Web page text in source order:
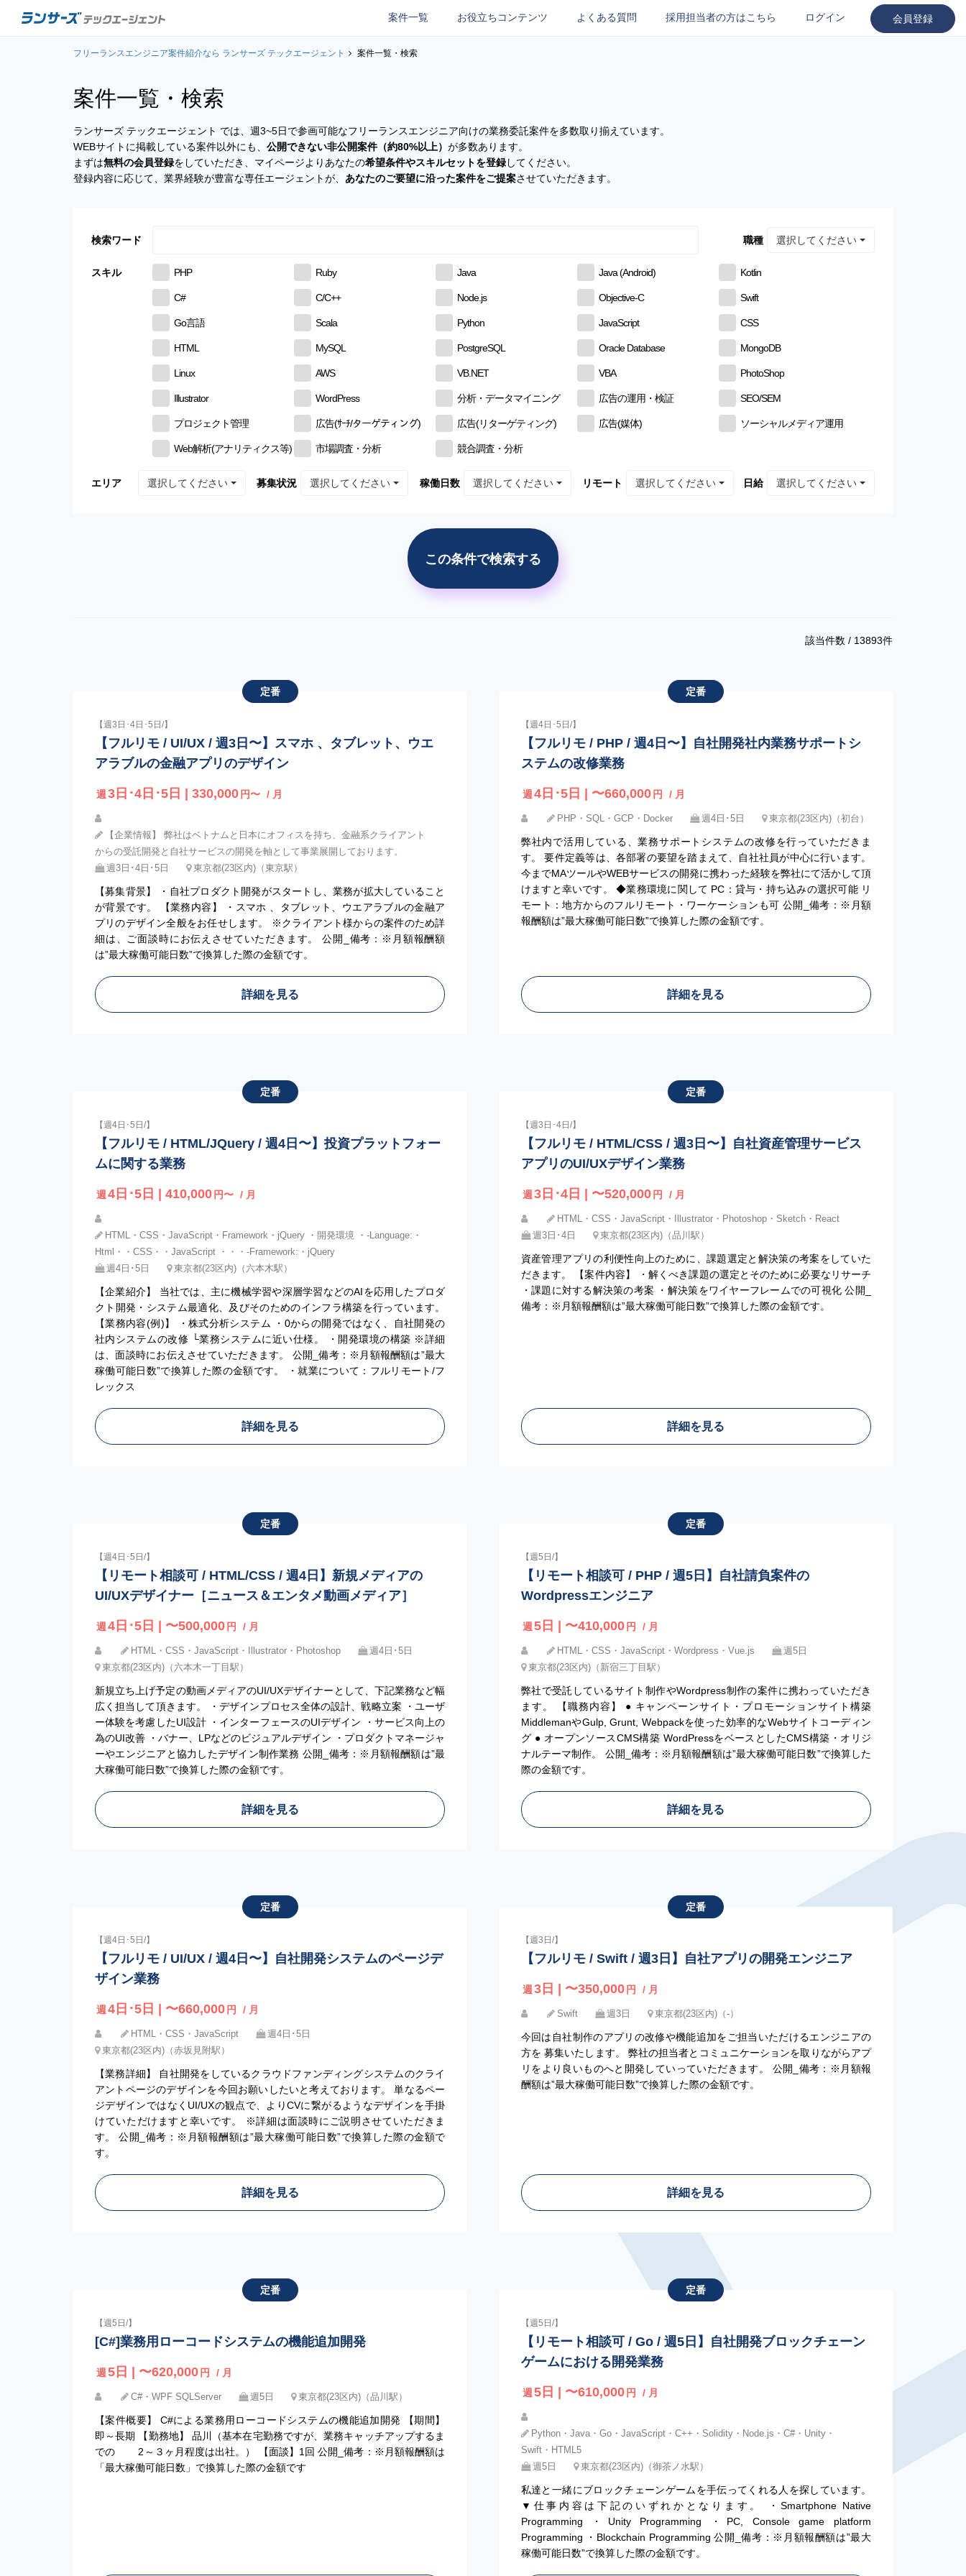
案件一覧 お役立ちコンテンツ よくある質問 採用担当者の方はこちら ログイン 会員登録
フリーランスエンジニア案件紹介なら ランサーズ テックエージェント 案件一覧・検索
案件一覧・検索
ランサーズ テックエージェント では、週3~5日で参画可能なフリーランスエンジニア向けの業務委託案件を多数取り揃えています。
WEBサイトに掲載している案件以外にも、 公開できない非公開案件（約80%以上） が多数あります。
まずは無料の会員登録をしていただき、マイページよりあなたの希望条件やスキルセットを登録してください。
登録内容に応じて、業界経験が豊富な専任エージェントが、 あなたのご要望に沿った案件をご提案させていただきます。
検索ワード 職種 選択してください
スキル PHP Ruby Java Java (Android) Kotlin
C# C/C++ Node.js Objective-C Swift
Go言語 Scala Python JavaScript CSS
HTML MySQL PostgreSQL Oracle Database MongoDB
Linux AWS VB.NET VBA PhotoShop
Illustrator WordPress 分析・データマイニング 広告の運用・検証 SEO/SEM
プロジェクト管理 広告(ｻｰﾁ/ターゲティング) 広告(リターゲティング) 広告(媒体) ソーシャルメディア運用
Web解析(アナリティクス等) 市場調査・分析 競合調査・分析
エリア 選択してください 募集状況 選択してください 稼働日数 選択してください リモート 選択してください 日給 選択してください
この条件で検索する
該当件数 / 13893件
定番
【週3日･4日･5日/】
【フルリモ / UI/UX / 週3日〜】スマホ 、タブレット、ウエ
アラブルの金融アプリのデザイン
週 3日･4日･5日 | 330,000 円〜 / 月
【企業情報】 弊社はベトナムと日本にオフィスを持ち、金融系クライアント
からの受託開発と自社サービスの開発を軸として事業展開しております。
週3日･4日･5日
東京都(23区内)（東京駅）
【募集背景】 ・自社プロダクト開発がスタートし、業務が拡大していること
が背景です。 【業務内容】 ・スマホ 、タブレット、ウエアラブルの金融ア
プリのデザイン全般をお任せします。 ※クライアント様からの案件のため詳
細は、ご面談時にお伝えさせていただきます。 公開_備考：※月額報酬額
は”最大稼働可能日数”で換算した際の金額です。
詳細を見る
定番
【週4日･5日/】
【フルリモ / PHP / 週4日〜】自社開発社内業務サポートシ
ステムの改修業務
週 4日･5日 | 〜660,000 円 / 月
PHP・SQL・GCP・Docker 週4日･5日 東京都(23区内)（初台）
弊社内で活用している、業務サポートシステムの改修を行っていただきま
す。 要件定義等は、各部署の要望を踏まえて、自社社員が中心に行います。
今までMAツールやWEBサービスの開発に携わった経験を弊社にて活かして頂
けますと幸いです。 ◆業務環境に関して PC：貸与・持ち込みの選択可能 リ
モート：地方からのフルリモート・ワーケーションも可 公開_備考：※月額
報酬額は”最大稼働可能日数”で換算した際の金額です。
詳細を見る
定番
【週4日･5日/】
【フルリモ / HTML/JQuery / 週4日〜】投資プラットフォー
ムに関する業務
週 4日･5日 | 410,000 円〜 / 月
HTML・CSS・JavaScript・Framework・jQuery ・開発環境 ・-Language:・
Html・・CSS・・JavaScript ・・・-Framework:・jQuery
週4日･5日
東京都(23区内)（六本木駅）
【企業紹介】 当社では、主に機械学習や深層学習などのAIを応用したプロダ
クト開発・システム最適化、及びそのためのインフラ構築を行っています。
【業務内容(例)】 ・株式分析システム ・0からの開発ではなく、自社開発の
社内システムの改修 └業務システムに近い仕様。 ・開発環境の構築 ※詳細
は、面談時にお伝えさせていただきます。 公開_備考：※月額報酬額は”最大
稼働可能日数”で換算した際の金額です。 ・就業について：フルリモート/フ
レックス
詳細を見る
定番
【週3日･4日/】
【フルリモ / HTML/CSS / 週3日〜】自社資産管理サービス
アプリのUI/UXデザイン業務
週 3日･4日 | 〜520,000 円 / 月
HTML・CSS・JavaScript・Illustrator・Photoshop・Sketch・React
週3日･4日
東京都(23区内)（品川駅）
資産管理アプリの利便性向上のために、課題選定と解決策の考案をしていた
だきます。 【案件内容】 ・解くべき課題の選定とそのために必要なリサーチ
・課題に対する解決策の考案 ・解決策をワイヤーフレームでの可視化 公開_
備考：※月額報酬額は”最大稼働可能日数”で換算した際の金額です。
詳細を見る
定番
【週4日･5日/】
【リモート相談可 / HTML/CSS / 週4日】新規メディアの
UI/UXデザイナー［ニュース＆エンタメ動画メディア］
週 4日･5日 | 〜500,000 円 / 月
HTML・CSS・JavaScript・Illustrator・Photoshop
週4日･5日
東京都(23区内)（六本木一丁目駅）
新規立ち上げ予定の動画メディアのUI/UXデザイナーとして、下記業務など幅
広く担当して頂きます。 ・デザインプロセス全体の設計、戦略立案 ・ユーザ
ー体験を考慮したUI設計 ・インターフェースのUIデザイン ・サービス向上の
為のUI改善 ・バナー、LPなどのビジュアルデザイン ・プロダクトマネージャ
ーやエンジニアと協力したデザイン制作業務 公開_備考：※月額報酬額は”最
大稼働可能日数”で換算した際の金額です。
詳細を見る
定番
【週5日/】
【リモート相談可 / PHP / 週5日】自社請負案件の
Wordpressエンジニア
週 5日 | 〜410,000 円 / 月
HTML・CSS・JavaScript・Wordpress・Vue.js
週5日
東京都(23区内)（新宿三丁目駅）
弊社で受託しているサイト制作やWordpress制作の案件に携わっていただき
ます。 【職務内容】 ● キャンペーンサイト・プロモーションサイト構築
MiddlemanやGulp, Grunt, Webpackを使った効率的なWebサイトコーディン
グ ● オープンソースCMS構築 WordPressをベースとしたCMS構築・オリジ
ナルテーマ制作。 公開_備考：※月額報酬額は”最大稼働可能日数”で換算した
際の金額です。
詳細を見る
定番
【週4日･5日/】
【フルリモ / UI/UX / 週4日〜】自社開発システムのページデ
ザイン業務
週 4日･5日 | 〜660,000 円 / 月
HTML・CSS・JavaScript
週4日･5日
東京都(23区内)（赤坂見附駅）
【業務詳細】 自社開発をしているクラウドファンディングシステムのクライ
アントページのデザインを今回お願いしたいと考えております。 単なるペー
ジデザインではなくUI/UXの観点で、よりCVに繋がるようなデザインを手掛
けていただけますと幸いです。 ※詳細は面談時にご説明させていただきま
す。 公開_備考：※月額報酬額は”最大稼働可能日数”で換算した際の金額で
す。
詳細を見る
定番
【週3日/】
【フルリモ / Swift / 週3日】自社アプリの開発エンジニア
週 3日 | 〜350,000 円 / 月
Swift 週3日 東京都(23区内)（-）
今回は自社制作のアプリの改修や機能追加をご担当いただけるエンジニアの
方を 募集いたします。 弊社の担当者とコミュニケーションを取りながらアプ
リをより良いものへと開発していっていただきます。 公開_備考：※月額報
酬額は”最大稼働可能日数”で換算した際の金額です。
詳細を見る
定番
【週5日/】
[C#]業務用ローコードシステムの機能追加開発
週 5日 | 〜620,000 円 / 月
C#・WPF SQLServer 週5日 東京都(23区内)（品川駅）
【案件概要】 C#による業務用ローコードシステムの機能追加開発 【期間】
即～長期 【勤務地】 品川（基本在宅勤務ですが、業務キャッチアップするま
での 2～３ヶ月程度は出社。） 【面談】1回 公開_備考：※月額報酬額は
「最大稼働可能日数」で換算した際の金額です
定番
【週5日/】
【リモート相談可 / Go / 週5日】自社開発ブロックチェーン
ゲームにおける開発業務
週 5日 | 〜610,000 円 / 月
Python・Java・Go・JavaScript・C++・Solidity・Node.js・C#・Unity・
Swift・HTML5
週5日
東京都(23区内)（御茶ノ水駅）
私達と一緒にブロックチェーンゲームを手伝ってくれる人を探しています。
▼仕事内容は下記のいずれかとなります。 ・Smartphone Native
Programming ・Unity Programming ・PC, Console game platform
Programming ・Blockchain Programming 公開_備考：※月額報酬額は”最大
稼働可能日数”で換算した際の金額です。